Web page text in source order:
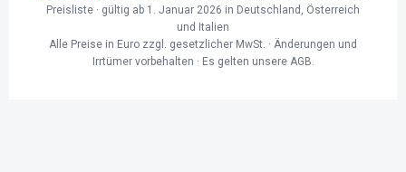
Preisliste · gültig ab 1. Januar 2026 in Deutschland, Österreich
und Italien
Alle Preise in Euro zzgl. gesetzlicher MwSt. · Änderungen und
Irrtümer vorbehalten · Es gelten unsere AGB.